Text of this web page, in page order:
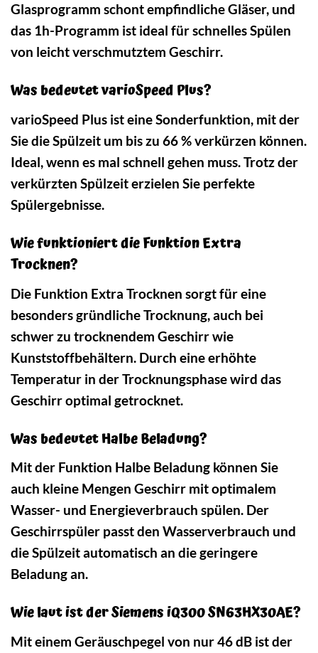
Glasprogramm schont empfindliche Gläser, und
das 1h-Programm ist ideal für schnelles Spülen
von leicht verschmutztem Geschirr.
Was bedeutet varioSpeed Plus?
varioSpeed Plus ist eine Sonderfunktion, mit der
Sie die Spülzeit um bis zu 66 % verkürzen können.
Ideal, wenn es mal schnell gehen muss. Trotz der
verkürzten Spülzeit erzielen Sie perfekte
Spülergebnisse.
Wie funktioniert die Funktion Extra
Trocknen?
Die Funktion Extra Trocknen sorgt für eine
besonders gründliche Trocknung, auch bei
schwer zu trocknendem Geschirr wie
Kunststoffbehältern. Durch eine erhöhte
Temperatur in der Trocknungsphase wird das
Geschirr optimal getrocknet.
Was bedeutet Halbe Beladung?
Mit der Funktion Halbe Beladung können Sie
auch kleine Mengen Geschirr mit optimalem
Wasser- und Energieverbrauch spülen. Der
Geschirrspüler passt den Wasserverbrauch und
die Spülzeit automatisch an die geringere
Beladung an.
Wie laut ist der Siemens iQ300 SN63HX30AE?
Mit einem Geräuschpegel von nur 46 dB ist der